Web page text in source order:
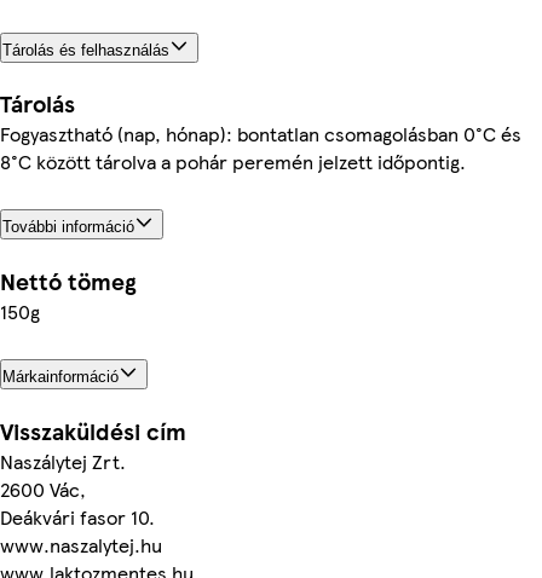
Tárolás és felhasználás
Tárolás
Fogyasztható (nap, hónap): bontatlan csomagolásban 0°C és
8°C között tárolva a pohár peremén jelzett időpontig.
További információ
Nettó tömeg
150g
Márkainformáció
Visszaküldési cím
Naszálytej Zrt.
2600 Vác,
Deákvári fasor 10.
www.naszalytej.hu